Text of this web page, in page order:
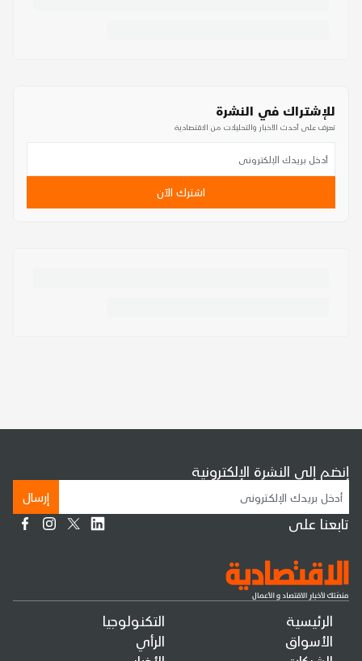
للإشتراك في النشرة
تعرف على أحدث الأخبار والتحليلات من الاقتصادية
اشترك الآن
الرئيسية
الأسواق
التكنولوجيا
الرأي
إنضم إلى النشرة الإلكترونية
إرسال
تابعنا على